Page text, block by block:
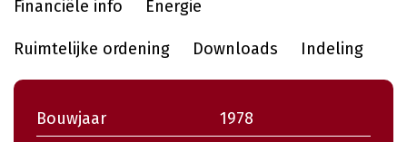
Financiële info Energie
Ruimtelijke ordening Downloads Indeling
Bouwjaar
1978